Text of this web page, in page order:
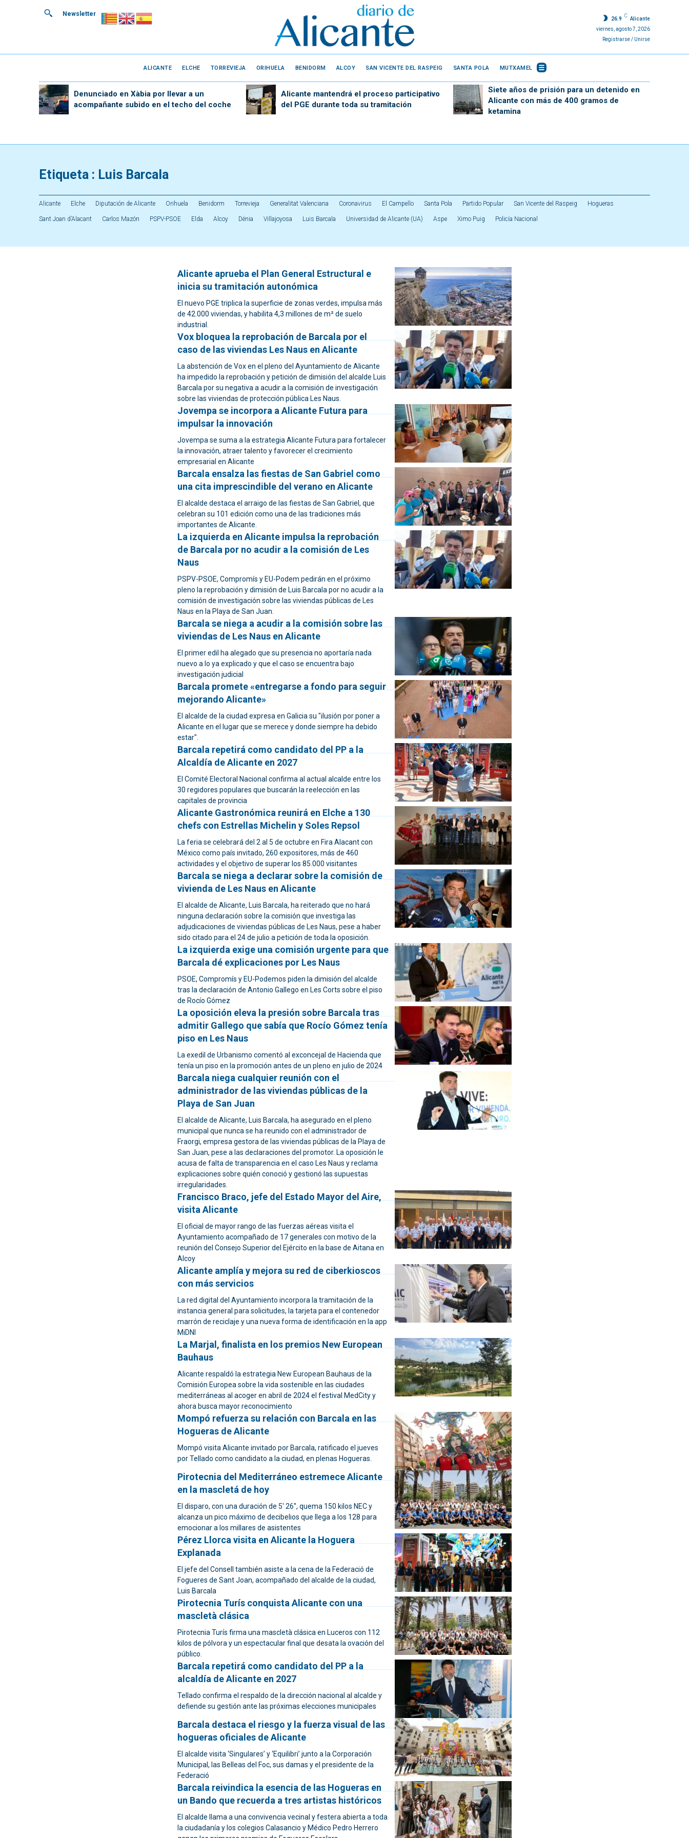
Newsletter
26.9
C
Alicante
viernes, agosto 7, 2026
Registrarse / Unirse
ALICANTE ELCHE TORREVIEJA ORIHUELA BENIDORM ALCOY SAN VICENTE DEL RASPEIG SANTA POLA MUTXAMEL
Denunciado en Xàbia por llevar a un
acompañante subido en el techo del coche
Alicante mantendrá el proceso participativo
del PGE durante toda su tramitación
Siete años de prisión para un detenido en
Alicante con más de 400 gramos de
ketamina
Etiqueta : Luis Barcala
Alicante Elche Diputación de Alicante Orihuela Benidorm Torrevieja Generalitat Valenciana Coronavirus El Campello Santa Pola Partido Popular San Vicente del Raspeig Hogueras
Sant Joan d’Alacant Carlos Mazón PSPV-PSOE Elda Alcoy Dénia Villajoyosa Luis Barcala Universidad de Alicante (UA) Aspe Ximo Puig Policía Nacional
Alicante aprueba el Plan General Estructural e
inicia su tramitación autonómica
El nuevo PGE triplica la superficie de zonas verdes, impulsa más
de 42.000 viviendas, y habilita 4,3 millones de m² de suelo
industrial.
Vox bloquea la reprobación de Barcala por el
caso de las viviendas Les Naus en Alicante
La abstención de Vox en el pleno del Ayuntamiento de Alicante
ha impedido la reprobación y petición de dimisión del alcalde Luis
Barcala por su negativa a acudir a la comisión de investigación
sobre las viviendas de protección pública Les Naus.
Jovempa se incorpora a Alicante Futura para
impulsar la innovación
Jovempa se suma a la estrategia Alicante Futura para fortalecer
la innovación, atraer talento y favorecer el crecimiento
empresarial en Alicante
Barcala ensalza las fiestas de San Gabriel como
una cita imprescindible del verano en Alicante
El alcalde destaca el arraigo de las fiestas de San Gabriel, que
celebran su 101 edición como una de las tradiciones más
importantes de Alicante.
La izquierda en Alicante impulsa la reprobación
de Barcala por no acudir a la comisión de Les
Naus
PSPV-PSOE, Compromís y EU-Podem pedirán en el próximo
pleno la reprobación y dimisión de Luis Barcala por no acudir a la
comisión de investigación sobre las viviendas públicas de Les
Naus en la Playa de San Juan.
Barcala se niega a acudir a la comisión sobre las
viviendas de Les Naus en Alicante
El primer edil ha alegado que su presencia no aportaría nada
nuevo a lo ya explicado y que el caso se encuentra bajo
investigación judicial
Barcala promete «entregarse a fondo para seguir
mejorando Alicante»
El alcalde de la ciudad expresa en Galicia su "ilusión por poner a
Alicante en el lugar que se merece y donde siempre ha debido
estar".
Barcala repetirá como candidato del PP a la
Alcaldía de Alicante en 2027
El Comité Electoral Nacional confirma al actual alcalde entre los
30 regidores populares que buscarán la reelección en las
capitales de provincia
Alicante Gastronómica reunirá en Elche a 130
chefs con Estrellas Michelin y Soles Repsol
La feria se celebrará del 2 al 5 de octubre en Fira Alacant con
México como país invitado, 260 expositores, más de 460
actividades y el objetivo de superar los 85.000 visitantes
Barcala se niega a declarar sobre la comisión de
vivienda de Les Naus en Alicante
El alcalde de Alicante, Luis Barcala, ha reiterado que no hará
ninguna declaración sobre la comisión que investiga las
adjudicaciones de viviendas públicas de Les Naus, pese a haber
sido citado para el 24 de julio a petición de toda la oposición.
La izquierda exige una comisión urgente para que
Barcala dé explicaciones por Les Naus
PSOE, Compromís y EU-Podemos piden la dimisión del alcalde
tras la declaración de Antonio Gallego en Les Corts sobre el piso
de Rocío Gómez
La oposición eleva la presión sobre Barcala tras
admitir Gallego que sabía que Rocío Gómez tenía
piso en Les Naus
La exedil de Urbanismo comentó al exconcejal de Hacienda que
tenía un piso en la promoción antes de un pleno en julio de 2024
Barcala niega cualquier reunión con el
administrador de las viviendas públicas de la
Playa de San Juan
El alcalde de Alicante, Luis Barcala, ha asegurado en el pleno
municipal que nunca se ha reunido con el administrador de
Fraorgi, empresa gestora de las viviendas públicas de la Playa de
San Juan, pese a las declaraciones del promotor. La oposición le
acusa de falta de transparencia en el caso Les Naus y reclama
explicaciones sobre quién conoció y gestionó las supuestas
irregularidades.
Francisco Braco, jefe del Estado Mayor del Aire,
visita Alicante
El oficial de mayor rango de las fuerzas aéreas visita el
Ayuntamiento acompañado de 17 generales con motivo de la
reunión del Consejo Superior del Ejército en la base de Aitana en
Alcoy
Alicante amplía y mejora su red de ciberkioscos
con más servicios
La red digital del Ayuntamiento incorpora la tramitación de la
instancia general para solicitudes, la tarjeta para el contenedor
marrón de reciclaje y una nueva forma de identificación en la app
MiDNI
La Marjal, finalista en los premios New European
Bauhaus
Alicante respaldó la estrategia New European Bauhaus de la
Comisión Europea sobre la vida sostenible en las ciudades
mediterráneas al acoger en abril de 2024 el festival MedCity y
ahora busca mayor reconocimiento
Mompó refuerza su relación con Barcala en las
Hogueras de Alicante
Mompó visita Alicante invitado por Barcala, ratificado el jueves
por Tellado como candidato a la ciudad, en plenas Hogueras.
Pirotecnia del Mediterráneo estremece Alicante
en la mascletá de hoy
El disparo, con una duración de 5' 26'', quema 150 kilos NEC y
alcanza un pico máximo de decibelios que llega a los 128 para
emocionar a los millares de asistentes
Pérez Llorca visita en Alicante la Hoguera
Explanada
El jefe del Consell también asiste a la cena de la Federació de
Fogueres de Sant Joan, acompañado del alcalde de la ciudad,
Luis Barcala
Pirotecnia Turís conquista Alicante con una
mascletà clásica
Pirotecnia Turís firma una mascletà clásica en Luceros con 112
kilos de pólvora y un espectacular final que desata la ovación del
público.
Barcala repetirá como candidato del PP a la
alcaldía de Alicante en 2027
Tellado confirma el respaldo de la dirección nacional al alcalde y
defiende su gestión ante las próximas elecciones municipales
Barcala destaca el riesgo y la fuerza visual de las
hogueras oficiales de Alicante
El alcalde visita ‘Singulares’ y ‘Equilibri’ junto a la Corporación
Municipal, las Belleas del Foc, sus damas y el presidente de la
Federació
Barcala reivindica la esencia de las Hogueras en
un Bando que recuerda a tres artistas históricos
El alcalde llama a una convivencia vecinal y festera abierta a toda
la ciudadanía y los colegios Calasancio y Médico Pedro Herrero